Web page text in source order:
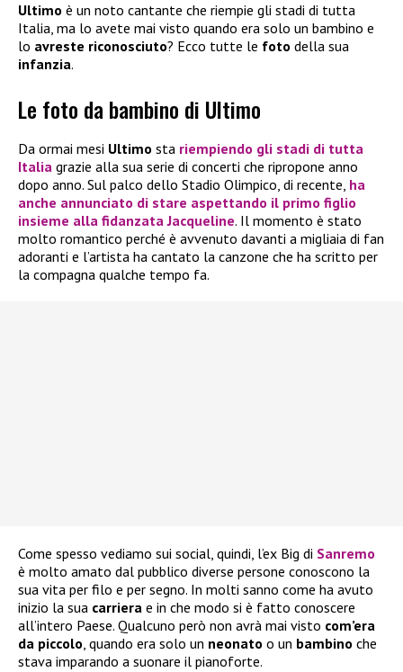
Ultimo è un noto cantante che riempie gli stadi di tutta
Italia, ma lo avete mai visto quando era solo un bambino e
lo avreste riconosciuto? Ecco tutte le foto della sua
infanzia.
Le foto da bambino di Ultimo
Da ormai mesi Ultimo sta riempiendo gli stadi di tutta
Italia grazie alla sua serie di concerti che ripropone anno
dopo anno. Sul palco dello Stadio Olimpico, di recente, ha
anche annunciato di stare aspettando il primo figlio
insieme alla fidanzata Jacqueline. Il momento è stato
molto romantico perché è avvenuto davanti a migliaia di fan
adoranti e l’artista ha cantato la canzone che ha scritto per
la compagna qualche tempo fa.
Come spesso vediamo sui social, quindi, l’ex Big di Sanremo
è molto amato dal pubblico diverse persone conoscono la
sua vita per filo e per segno. In molti sanno come ha avuto
inizio la sua carriera e in che modo si è fatto conoscere
all’intero Paese. Qualcuno però non avrà mai visto com’era
da piccolo, quando era solo un neonato o un bambino che
stava imparando a suonare il pianoforte.